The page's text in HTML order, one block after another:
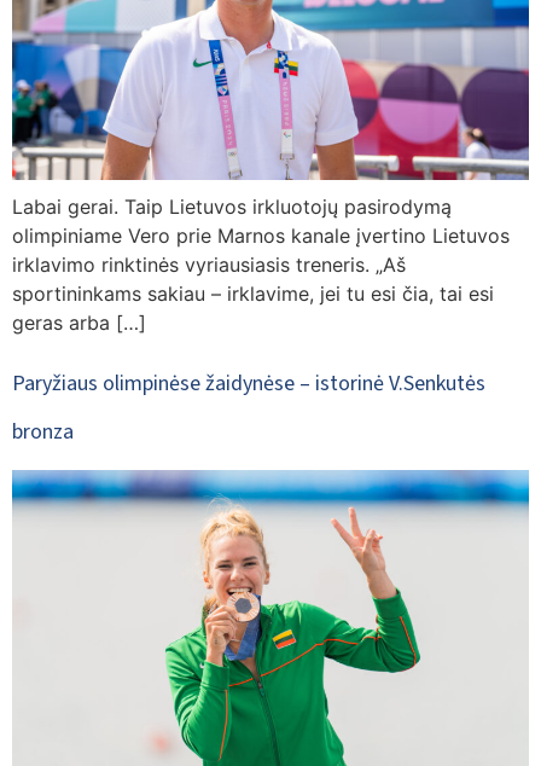
Labai gerai. Taip Lietuvos irkluotojų pasirodymą
olimpiniame Vero prie Marnos kanale įvertino Lietuvos
irklavimo rinktinės vyriausiasis treneris. „Aš
sportininkams sakiau – irklavime, jei tu esi čia, tai esi
geras arba […]
Paryžiaus olimpinėse žaidynėse – istorinė V.Senkutės
bronza